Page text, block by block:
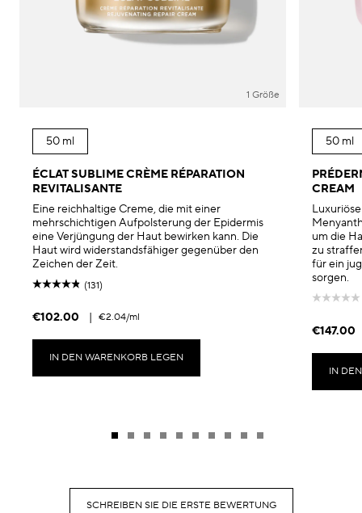
1 Größe
50 ml
ÉCLAT SUBLIME CRÈME RÉPARATION
REVITALISANTE
Eine reichhaltige Creme, die mit einer
mehrschichtigen Aufpolsterung der Epidermis
eine Verjüngung der Haut bewirken kann. Die
Haut wird widerstandsfähiger gegenüber den
Zeichen der Zeit.
(131)
€102.00 | €2.04/ml
IN DEN WARENKORB LEGEN
50 ml
CREAM
um die
zu
für ein
sorgen.
€147.00
IN
SCHREIBEN SIE DIE ERSTE BEWERTUNG